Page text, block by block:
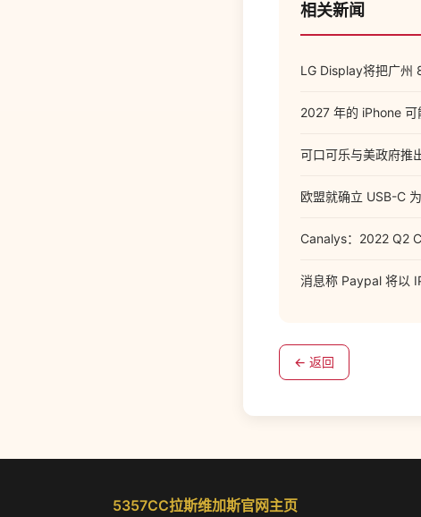
相关新闻
LG Display将把广州
2027 年的 iPhone 可
可口可乐与美政府推
欧盟就确立 USB-C
Canalys：2022 Q2
消息称 Paypal 将以
← 返回
5357CC拉斯维加斯官网主页